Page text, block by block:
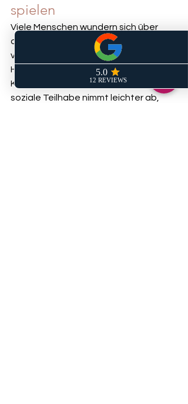
spielen
Viele Menschen wundern sich über
diesen Zusammenhang. Der Grund ist
vermutlich nicht monokausal. Wenn
Hören oder Sehen nachlassen, wird
Kommunikation anstrengender,
soziale Teilhabe nimmt leichter ab,